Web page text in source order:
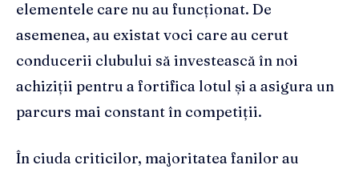
elementele care nu au funcționat. De
asemenea, au existat voci care au cerut
conducerii clubului să investească în noi
achiziții pentru a fortifica lotul și a asigura un
parcurs mai constant în competiții.
În ciuda criticilor, majoritatea fanilor au